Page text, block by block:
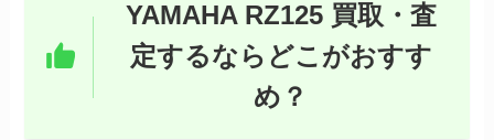
YAMAHA RZ125 買取・査
定するならどこがおすす
め？